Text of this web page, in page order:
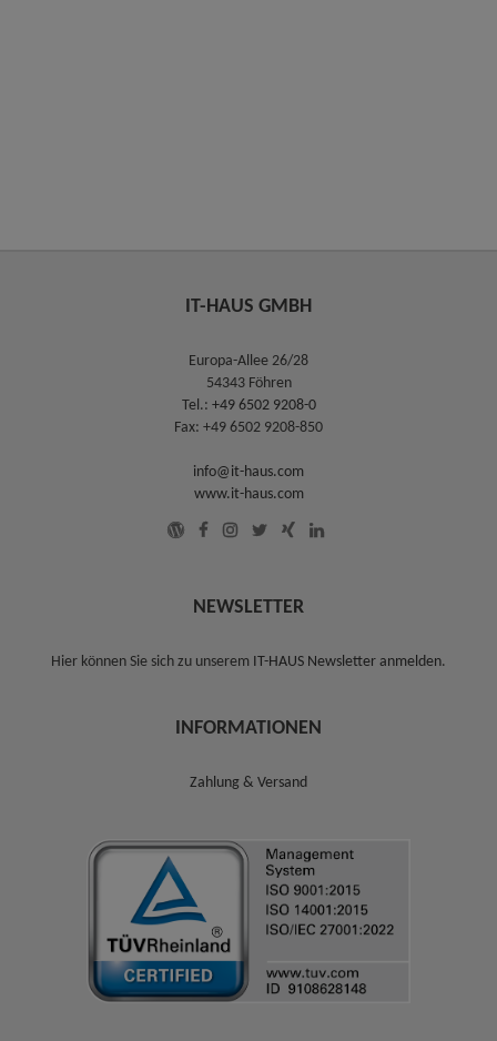
IT-HAUS GMBH
Europa-Allee 26/28
54343 Föhren
Tel.: +49 6502 9208-0
Fax: +49 6502 9208-850
info@it-haus.com
www.it-haus.com
NEWSLETTER
Hier können Sie sich zu unserem IT-HAUS Newsletter anmelden.
INFORMATIONEN
Zahlung & Versand